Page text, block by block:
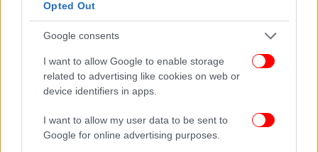
Opted Out
Google consents
I want to allow Google to enable storage
related to advertising like cookies on web or
device identifiers in apps.
I want to allow my user data to be sent to
Google for online advertising purposes.
Σι Τζινπίνγκ σε Τραμπ: «Κίνδυνος σύγκρουσης» αν
γίνουν λάθη με την Ταϊβάν -Θετικό κλίμα με σαφείς
προειδοποιήσεις στο Πεκίνο
«Δεν κοιτάω ποτέ το κινητό του»: Η Μπριζίτ διαψεύδει
ότι χαστούκισε τον Μακρόν γιατί έστελνε μηνύματα σε
Αρχίζει αύριο το Συνέδριο της ΝΔ -Στόχος η
συσπείρωση, τα διλήμματα των εκλογών θα θέσει ο